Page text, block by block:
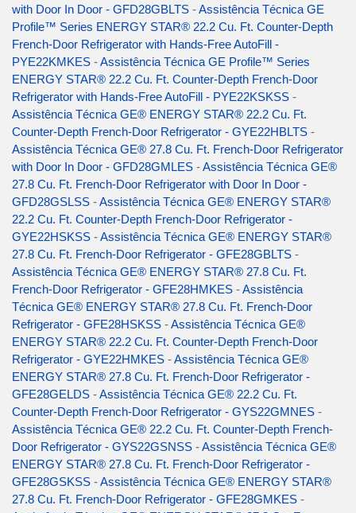
with Door In Door - GFD28GBLTS -Assistência Técnica GE
Profile™ Series ENERGY STAR® 22.2 Cu. Ft. Counter-Depth
French-Door Refrigerator with Hands-Free AutoFill -
PYE22KMKES -Assistência Técnica GE Profile™ Series
ENERGY STAR® 22.2 Cu. Ft. Counter-Depth French-Door
Refrigerator with Hands-Free AutoFill - PYE22KSKSS -
Assistência Técnica GE® ENERGY STAR® 22.2 Cu. Ft.
Counter-Depth French-Door Refrigerator - GYE22HBLTS -
Assistência Técnica GE® 27.8 Cu. Ft. French-Door Refrigerator
with Door In Door - GFD28GMLES -Assistência Técnica GE®
27.8 Cu. Ft. French-Door Refrigerator with Door In Door -
GFD28GSLSS -Assistência Técnica GE® ENERGY STAR®
22.2 Cu. Ft. Counter-Depth French-Door Refrigerator -
GYE22HSKSS -Assistência Técnica GE® ENERGY STAR®
27.8 Cu. Ft. French-Door Refrigerator - GFE28GBLTS -
Assistência Técnica GE® ENERGY STAR® 27.8 Cu. Ft.
French-Door Refrigerator - GFE28HMKES -Assistência
Técnica GE® ENERGY STAR® 27.8 Cu. Ft. French-Door
Refrigerator - GFE28HSKSS -Assistência Técnica GE®
ENERGY STAR® 22.2 Cu. Ft. Counter-Depth French-Door
Refrigerator - GYE22HMKES -Assistência Técnica GE®
ENERGY STAR® 27.8 Cu. Ft. French-Door Refrigerator -
GFE28GELDS -Assistência Técnica GE® 22.2 Cu. Ft.
Counter-Depth French-Door Refrigerator - GYS22GMNES -
Assistência Técnica GE® 22.2 Cu. Ft. Counter-Depth French-
Door Refrigerator - GYS22GSNSS -Assistência Técnica GE®
ENERGY STAR® 27.8 Cu. Ft. French-Door Refrigerator -
GFE28GSKSS -Assistência Técnica GE® ENERGY STAR®
27.8 Cu. Ft. French-Door Refrigerator - GFE28GMKES -